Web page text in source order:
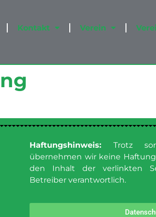
Kontakt Verein
Haftungshinweis: Trotz
übernehmen wir keine
den Inhalt der verlinkten
Betreiber verantwortlich.